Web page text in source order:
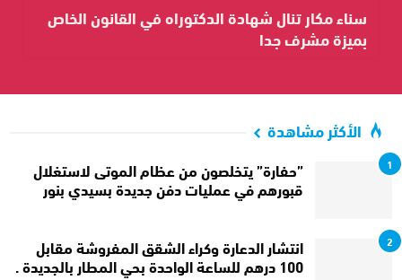
سناء مكار تنال شهادة الدكتوراه في القانون الخاص
بميزة مشرف جدا
الأكثر مشاهدة
1 ”حفارة” يتخلصون من عظام الموتى لاستغلال
قبورهم في عمليات دفن جديدة بسيدي بنور
2 انتشار الدعارة وكراء الشقق المفروشة مقابل
100 درهم للساعة الواحدة بحي المطار بالجديدة .